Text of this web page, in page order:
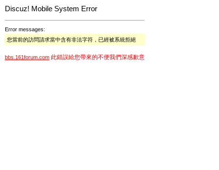
Discuz! Mobile System Error
Error messages:
您當前的訪問請求當中含有非法字符，已經被系統拒絕
bbs.161forum.com 此錯誤給您帶來的不便我們深感歉意